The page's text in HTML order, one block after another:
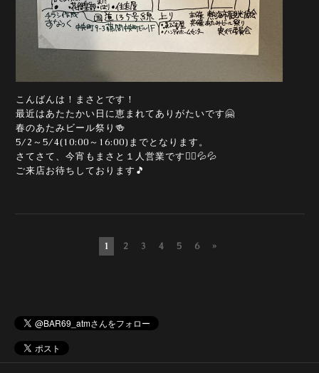
こんばんは！まさとです！
最近はあたたかい日に恵まれてありがたいです🤗
春のあたみビール祭り🍻
5/2～5/4(10:00～16:00)までとなります。
さてさて、今宵もまさと１人営業です🙇‍♀️💦💦
ご来店お待ちしております🎵
1 2 3 4 5 6 »